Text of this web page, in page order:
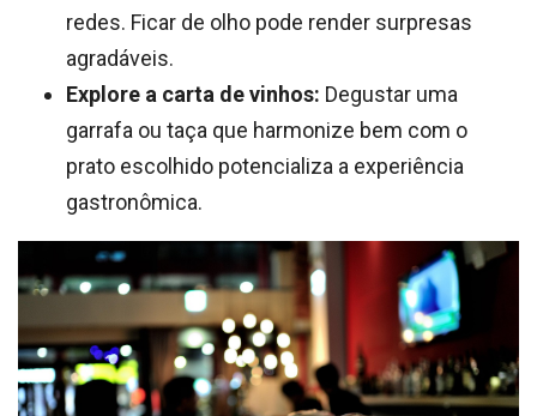
redes. Ficar de olho pode render surpresas
agradáveis.
Explore a carta de vinhos: Degustar uma
garrafa ou taça que harmonize bem com o
prato escolhido potencializa a experiência
gastronômica.